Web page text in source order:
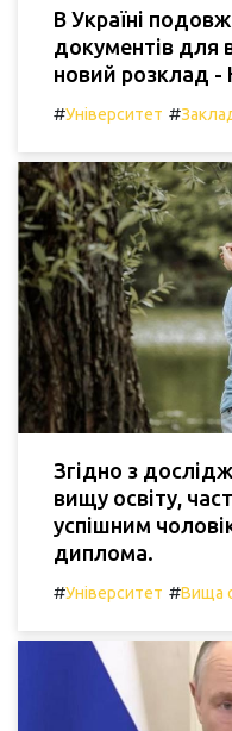
В Україні
документів для
новий розклад -
#Університет #
Згідно з
вищу освіту,
успішним
диплома.
#Університет #Вища